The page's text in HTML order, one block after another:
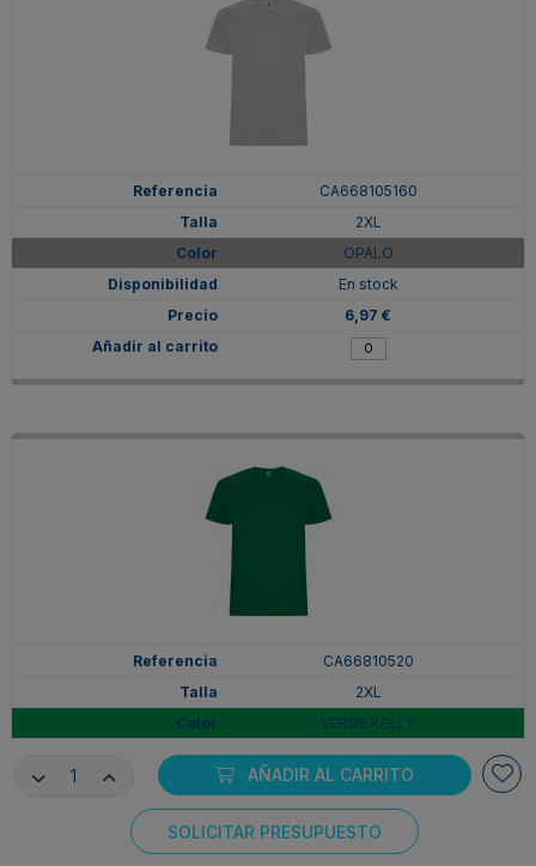
AÑADIR AL CARRITO
SOLICITAR PRESUPUESTO
CA668105160
2XL
OPALO
En stock
6,97 €
CA66810520
2XL
VERDE KELLY
En stock
6,97 €
Consentimiento de cookies